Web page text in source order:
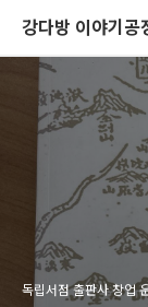
강다방 이야기공
독립서점 출판사 창업